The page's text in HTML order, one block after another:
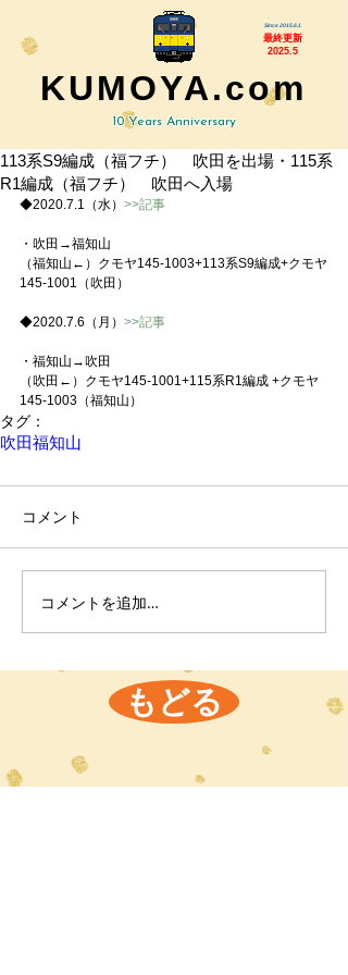
Since 2015.6.1
最終更新
2025.5
KUMOYA.com
10 Years Anniversary
113系S9編成（福フチ） 吹田を出場・115系
R1編成（福フチ） 吹田へ入場
◆2020.7.1（水） >>記事
・吹田→福知山
（福知山←）クモヤ145-1003+113系S9編成+クモヤ
145-1001（吹田）
◆2020.7.6（月） >>記事
・福知山→吹田
（吹田←）クモヤ145-1001+115系R1編成 +クモヤ
145-1003（福知山）
タグ：
吹田福知山
コメント
コメントを追加…
もどる